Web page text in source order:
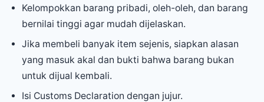
Kelompokkan barang pribadi, oleh-oleh, dan barang
bernilai tinggi agar mudah dijelaskan.
Jika membeli banyak item sejenis, siapkan alasan
yang masuk akal dan bukti bahwa barang bukan
untuk dijual kembali.
Isi Customs Declaration dengan jujur.